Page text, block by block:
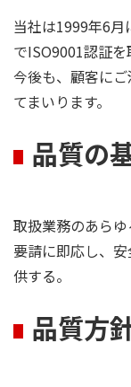
当社は1999年6
でISO9001認証を
今後も、顧客に
てまいります。
品質の
取扱業務のあら
要請に即応し、
供する。
品質方